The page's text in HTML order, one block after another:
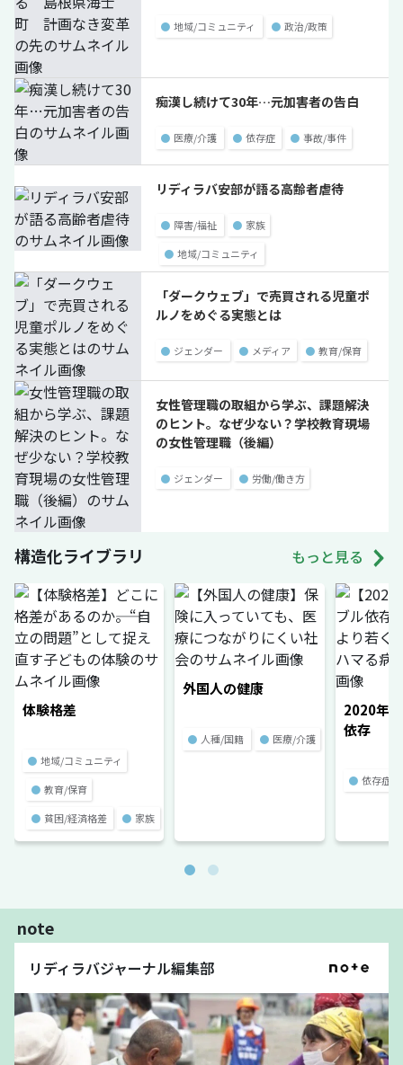
● 地域/コミュニティ ● 政治/政策
痴漢し続けて30年…元加害者の告白
● 医療/介護 ● 依存症 ● 事故/事件
リディラバ安部が語る高齢者虐待
● 障害/福祉 ● 家族
● 地域/コミュニティ
「ダークウェブ」で売買される児童ポ
ルノをめぐる実態とは
● ジェンダー ● メディア ● 教育/保育
女性管理職の取組から学ぶ、課題解決
のヒント。なぜ少ない？学校教育現場
の女性管理職（後編）
● ジェンダー ● 労働/働き方
構造化ライブラリ もっと見る
体験格差
● 地域/コミュニティ
● 教育/保育
● 貧困/経済格差 ● 家族
外国人の健康
● 人種/国籍 ● 医療/介護
2020年
依存
● 依存症
note
リディラバジャーナル編集部